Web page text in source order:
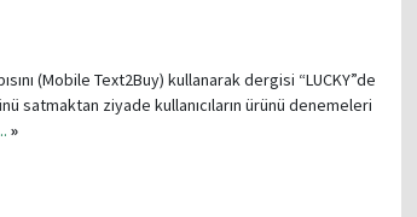
(Mobile Text2Buy) kullanarak dergisi “LUCKY”de
satmaktan ziyade kullanıcıların ürünü denemeleri
»